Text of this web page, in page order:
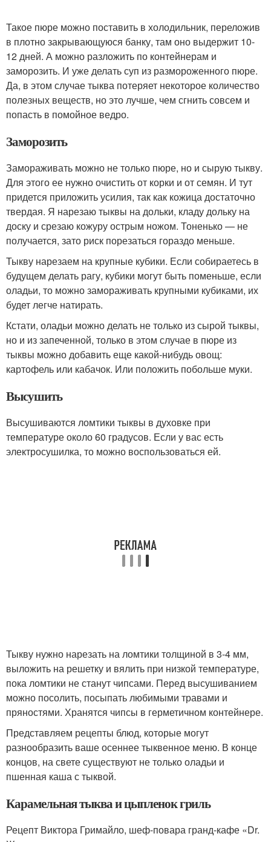
Такое пюре можно поставить в холодильник, переложив
в плотно закрывающуюся банку, там оно выдержит 10-
12 дней. А можно разложить по контейнерам и
заморозить. И уже делать суп из размороженного пюре.
Да, в этом случае тыква потеряет некоторое количество
полезных веществ, но это лучше, чем сгнить совсем и
попасть в помойное ведро.
Заморозить
Замораживать можно не только пюре, но и сырую тыкву.
Для этого ее нужно очистить от корки и от семян. И тут
придется приложить усилия, так как кожица достаточно
твердая. Я нарезаю тыквы на дольки, кладу дольку на
доску и срезаю кожуру острым ножом. Тоненько — не
получается, зато риск порезаться гораздо меньше.
Тыкву нарезаем на крупные кубики. Если собираетесь в
будущем делать рагу, кубики могут быть поменьше, если
оладьи, то можно замораживать крупными кубиками, их
будет легче натирать.
Кстати, оладьи можно делать не только из сырой тыквы,
но и из запеченной, только в этом случае в пюре из
тыквы можно добавить еще какой-нибудь овощ:
картофель или кабачок. Или положить побольше муки.
Высушить
Высушиваются ломтики тыквы в духовке при
температуре около 60 градусов. Если у вас есть
электросушилка, то можно воспользоваться ей.
Тыкву нужно нарезать на ломтики толщиной в 3-4 мм,
выложить на решетку и вялить при низкой температуре,
пока ломтики не станут чипсами. Перед высушиванием
можно посолить, посыпать любимыми травами и
пряностями. Хранятся чипсы в герметичном контейнере.
Представляем рецепты блюд, которые могут
разнообразить ваше осеннее тыквенное меню. В конце
концов, на свете существуют не только оладьи и
пшенная каша с тыквой.
Карамельная тыква и цыпленок гриль
Рецепт Виктора Гримайло, шеф-повара гранд-кафе «Dr.